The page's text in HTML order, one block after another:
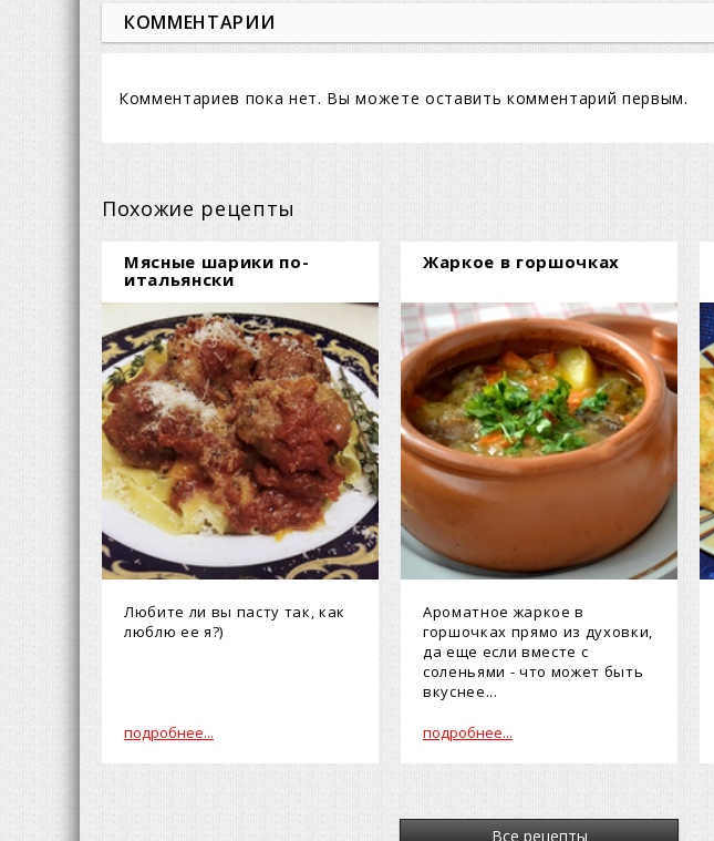
КОММЕНТАРИИ
Комментариев пока нет. Вы можете оставить комментарий первым.
Похожие рецепты
Мясные шарики по-
итальянски
Любите ли вы пасту так, как
люблю ее я?)
подробнее...
Жаркое в горшочках
Ароматное жаркое в
горшочках прямо из духовки,
да еще если вместе с
соленьями - что может быть
вкуснее...
подробнее...
Все рецепты